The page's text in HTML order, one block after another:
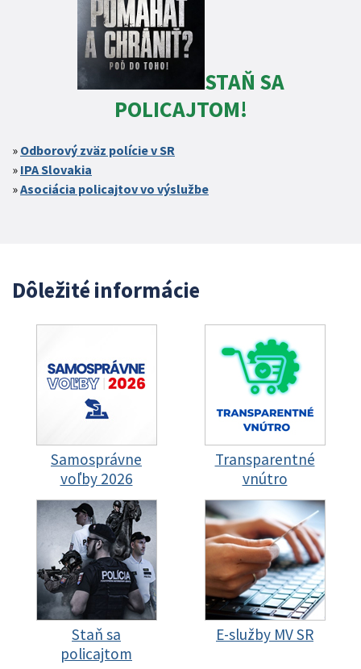
STAŇ SA
POLICAJTOM!
Odborový zväz polície v SR
IPA Slovakia
Asociácia policajtov vo výslužbe
Dôležité informácie
Samosprávne
voľby 2026
Transparentné
vnútro
Staň sa
policajtom
E-služby MV SR